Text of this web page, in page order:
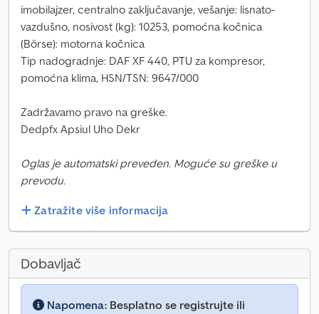
imobilajzer, centralno zaključavanje, vešanje: lisnato-
vazdušno, nosivost (kg): 10253, pomoćna kočnica
(Börse): motorna kočnica
Tip nadogradnje: DAF XF 440, PTU za kompresor,
pomoćna klima, HSN/TSN: 9647/000
Zadržavamo pravo na greške.
Dedpfx Apsiul Uho Dekr
Oglas je automatski preveden. Moguće su greške u
prevodu.
Zatražite više informacija
Dobavljač
Napomena: Besplatno se registrujte ili